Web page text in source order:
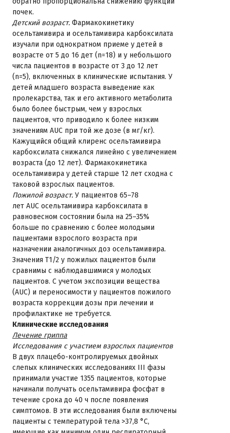
почек.
Детский возраст. Фармакокинетику
осельтамивира и осельтамивира карбоксилата
изучали при однократном приеме у детей в
возрасте от 5 до 16 дет (n=18) и у небольшого
числа пациентов в возрасте от 3 до 12 лет
(n=5), включенных в клинические испытания. У
детей младшего возраста выведение как
пролекарства, так и его активного метаболита
было более быстрым, чем у взрослых
пациентов, что приводило к более низким
значениям AUC при той же дозе (в мг/кг).
Кажущийся общий клиренс осельтамивира
карбоксилата снижался линейно с увеличением
возраста (до 12 лет). Фармакокинетика
осельтамивира у детей старше 12 лет сходна с
таковой взрослых пациентов.
Пожилой возраст. У пациентов 65–78
лет AUC осельтамивира карбоксилата в
равновесном состоянии была на 25–35%
больше по сравнению с более молодыми
пациентами взрослого возраста при
назначении аналогичных доз осельтамивира.
Значения T1/2 у пожилых пациентов были
сравнимы с наблюдавшимися у молодых
пациентов. С учетом экспозиции вещества
(AUC) и переносимости у пациентов пожилого
возраста коррекции дозы при лечении и
профилактике не требуется.
Клинические исследования
Лечение гриппа
Исследования с участием взрослых пациентов
В двух плацебо-контролируемых двойных
слепых клинических исследованиях III фазы
принимали участие 1355 пациентов, которые
начинали получать осельтамивира фосфат в
течение срока до 40 ч после появления
симптомов. В эти исследования были включены
пациенты с температурой тела >37,8 °C,